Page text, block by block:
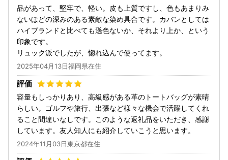
品があって、堅牢で、軽い。皮も上質ですし、色もあまりみ
ないほどの深みのある素敵な染め具合です。カバンとしては
ハイブランドと比べても遜色ないか、それより上か、という
印象です。
リュック派でしたが、惚れ込んで使ってます。
2025年04月13日福岡県在住
容量もしっかりあり、高級感がある革のトートバッグが素晴
らしい。ゴルフや旅行、出張など様々な機会で活躍してくれ
ること間違いなしです。このような返礼品をいただき、感謝
しています。友人知人にも紹介していこうと思います。
2024年11月03日東京都在住